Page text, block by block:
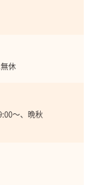
休
〜、晩秋